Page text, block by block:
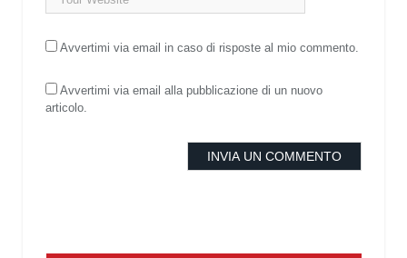
Avvertimi via email in caso di risposte al mio commento.
Avvertimi via email alla pubblicazione di un nuovo
articolo.